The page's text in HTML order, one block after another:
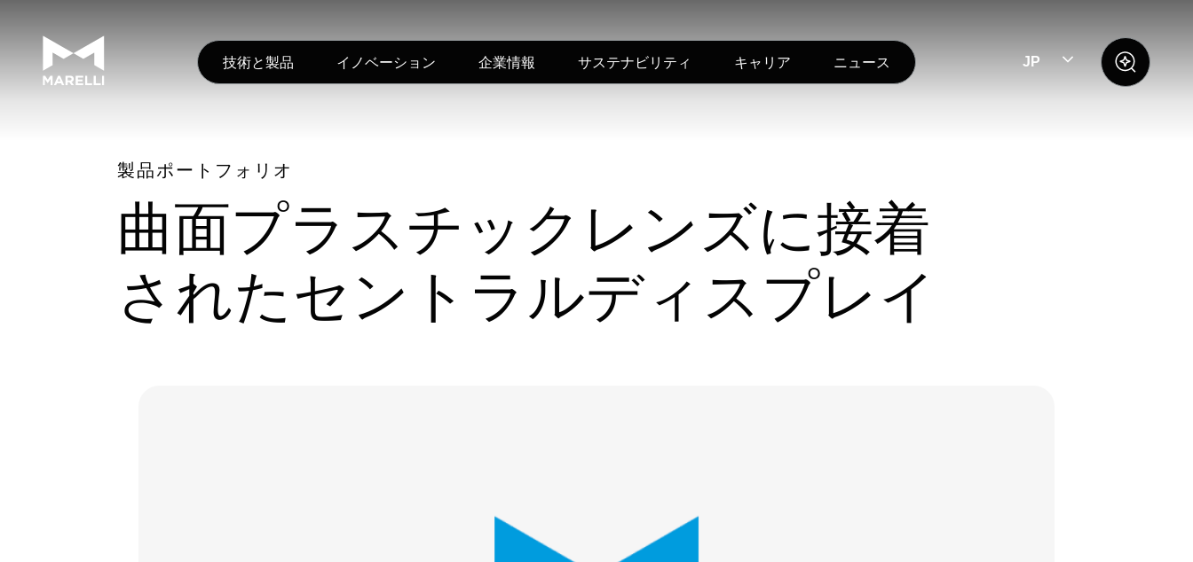
技術と製品 イノベーション 企業情報 サステナビリティ キャリア ニュース JP
製品ポートフォリオ
曲面プラスチックレンズに接着
されたセントラルディスプレイ